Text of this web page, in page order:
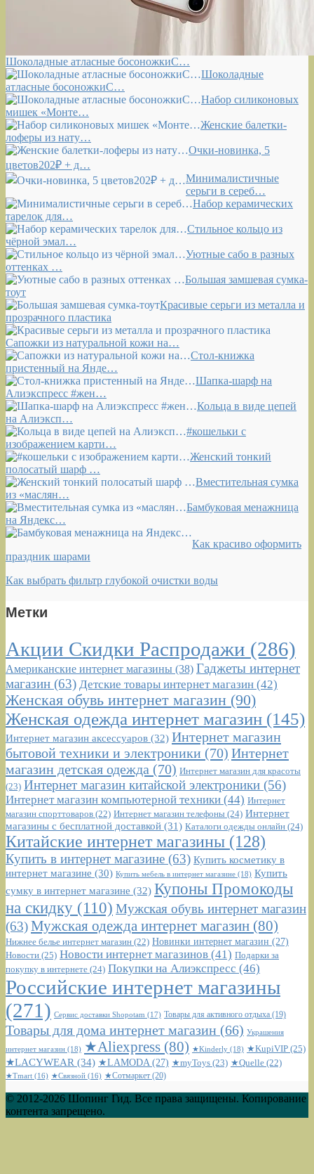
Шоколадные атласные босоножкиС…
Шоколадные
атласные босоножкиС…
Набор силиконовых
мишек «Монте…
Женские балетки-
лоферы из нату…
Очки-новинка, 5
цветов202₽ + д…
Минималистичные
серьги в сереб…
Набор керамических
тарелок для…
Стильное кольцо из
чёрной эмал…
Уютные сабо в разных
оттенках …
Большая замшевая сумка-
тоут
Красивые серьги из металла и
прозрачного пластика
Сапожки из натуральной кожи на…
Стол-книжка
пристенный на Янде…
Шапка-шарф на
Алиэкспресс #жен…
Кольца в виде цепей
на Алиэксп…
#кошельки с
изображением карти…
Женский тонкий
полосатый шарф …
Вместительная сумка
из «маслян…
Бамбуковая менажница
на Яндекс…
Как красиво оформить
праздник шарами
Как выбрать фильтр глубокой очистки воды
Метки
Акции Скидки Распродажи (286)
Американские интернет магазины (38) Гаджеты интернет
магазин (63) Детские товары интернет магазин (42)
Женская обувь интернет магазин (90)
Женская одежда интернет магазин (145)
Интернет магазин аксессуаров (32) Интернет магазин
бытовой техники и электроники (70) Интернет
магазин детская одежда (70) Интернет магазин для красоты
(23) Интернет магазин китайской электроники (56)
Интернет магазин компьютерной техники (44) Интернет
магазин спорттоваров (22) Интернет магазин телефоны (24) Интернет
магазины с бесплатной доставкой (31) Каталоги одежды онлайн (24)
Китайские интернет магазины (128)
Купить в интернет магазине (63) Купить косметику в
интернет магазине (30) Купить мебель в интернет магазине (18) Купить
сумку в интернет магазине (32) Купоны Промокоды
на скидку (110) Мужская обувь интернет магазин
(63)Мужская одежда интернет магазин (80)
Нижнее белье интернет магазин (22) Новинки интернет магазин (27)
Новости (25) Новости интернет магазинов (41) Подарки за
покупку в интернете (24) Покупки на Алиэкспресс (46)
Российские интернет магазины
(271) Сервис доставки Shopotam (17) Товары для активного отдыха (19)
Товары для дома интернет магазин (66) Украшения
интернет магазин (18) ★Aliexpress (80) ★Kinderly (18) ★KupiVIP (25)
★LACYWEAR (34) ★LAMODA (27) ★myToys (23) ★Quelle (22)
★Tmart (16) ★Связной (16) ★Сотмаркет (20)
© 2012-2026 Шопинг Гид. Все права защищены. Копирование
контента запрещено.